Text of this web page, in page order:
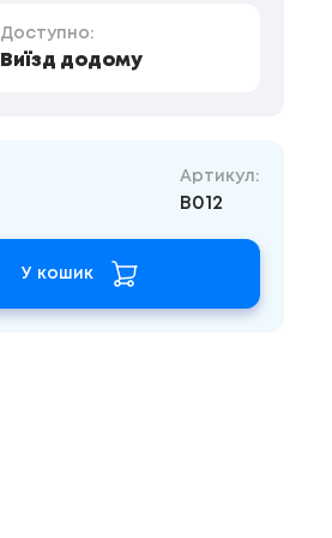
Доступно:
Виїзд додому
Артикул:
B012
У кошик